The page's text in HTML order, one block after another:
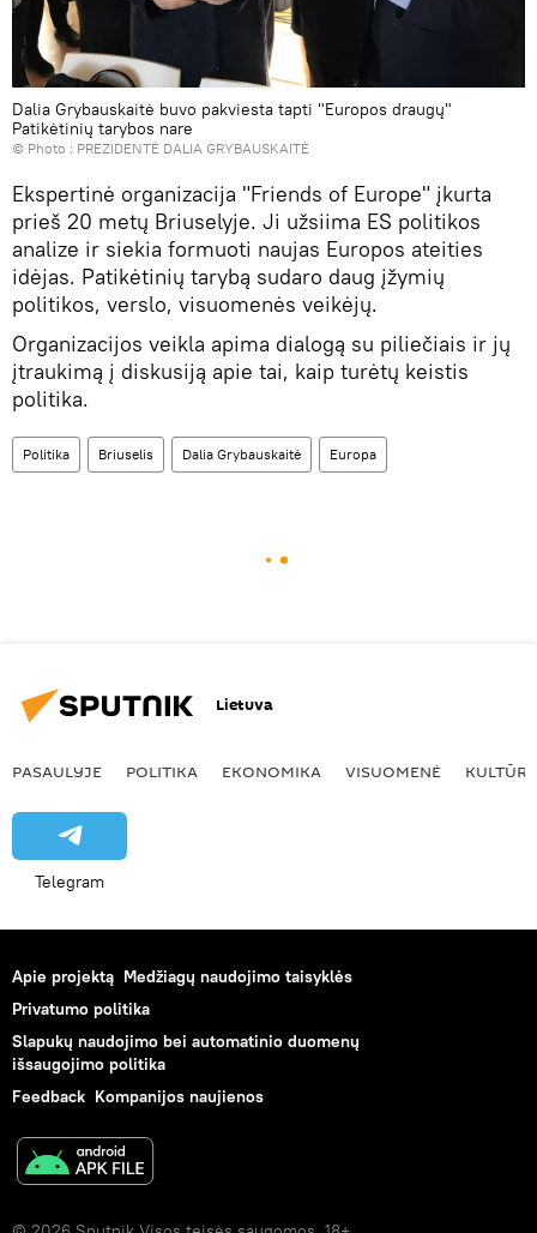
Dalia Grybauskaitė buvo pakviesta tapti "Europos draugų"
Patikėtinių tarybos nare
© Photo : PREZIDENTĖ DALIA GRYBAUSKAITĖ
Ekspertinė organizacija "Friends of Europe" įkurta
prieš 20 metų Briuselyje. Ji užsiima ES politikos
analize ir siekia formuoti naujas Europos ateities
idėjas. Patikėtinių tarybą sudaro daug įžymių
politikos, verslo, visuomenės veikėjų.
Organizacijos veikla apima dialogą su piliečiais ir jų
įtraukimą į diskusiją apie tai, kaip turėtų keistis
politika.
Politika Briuselis Dalia Grybauskaitė Europa
Lietuva
PASAULYJE POLITIKA EKONOMIKA VISUOMENĖ KULTŪRA
Telegram
Apie projektą Medžiagų naudojimo taisyklės
Privatumo politika
Slapukų naudojimo bei automatinio duomenų
išsaugojimo politika
Feedback Kompanijos naujienos